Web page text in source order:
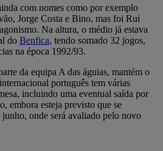
com nomes como por exemplo
Jorge Costa e Bino, mas foi Rui
Na altura, o médio já estava
do Benfica, tendo somado 32 jogos,
na época 1992/93.
da equipa A das águias, mantém o
português tem várias
incluindo uma eventual saída por
embora esteja previsto que se
onde será avaliado pelo novo